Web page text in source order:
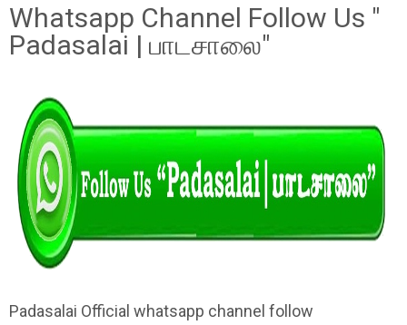
Whatsapp Channel Follow Us "
Padasalai | பாடசாலை"
Padasalai Official whatsapp channel follow